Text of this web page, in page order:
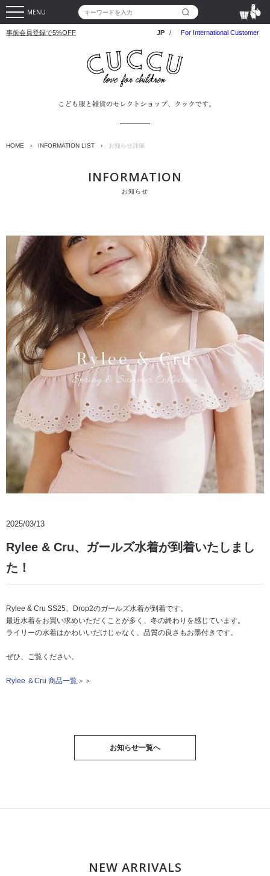
MENU
事前会員登録で5%OFF JP / For International Customer
HOME › INFORMATION LIST › お知らせ詳細
INFORMATION
お知らせ
2025/03/13
Rylee & Cru、ガールズ水着が到着いたしまし
た！
Rylee & Cru SS25、Drop2のガールズ水着が到着です。
最近水着をお買い求めいただくことが多く、冬の終わりを感じています。
ライリーの水着はかわいいだけじゃなく、品質の良さもお墨付きです。
ぜひ、ご覧ください。
Rylee ＆Cru 商品一覧＞＞
お知らせ一覧へ
NEW ARRIVALS